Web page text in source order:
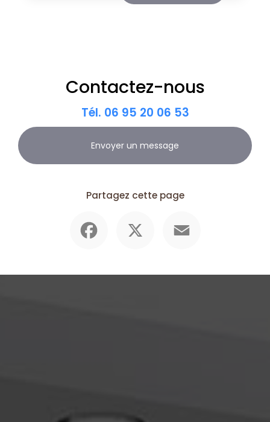
Contactez-nous
Tél. 06 95 20 06 53
Envoyer un message
Partagez cette page